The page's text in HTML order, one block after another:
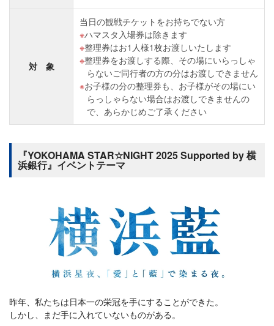
対 象
当日の観戦チケットをお持ちでない方
ハマスタ入場券は除きます
整理券はお1人様1枚お渡しいたします
整理券をお渡しする際、その場にいらっしゃ
らないご同行者の方の分はお渡しできません
お子様の分の整理券も、お子様がその場にい
らっしゃらない場合はお渡しできませんの
で、あらかじめご了承ください
『YOKOHAMA STAR☆NIGHT 2025 Supported by 横
浜銀行』イベントテーマ
昨年、私たちは日本一の栄冠を手にすることができた。
しかし、まだ手に入れていないものがある。